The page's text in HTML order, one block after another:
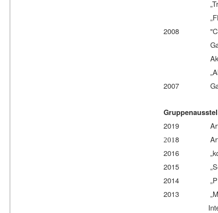
2008 "Children
Akademie
2007 Galerie
2019
2018
2016
2015
2014
2013 „Moon